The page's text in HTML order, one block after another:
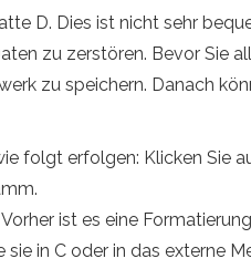
D. Dies ist nicht sehr
zu zerstören. Bevor Sie
zu speichern. Danach
folgt erfolgen: Klicken Sie
ist es eine
in C oder in das externe